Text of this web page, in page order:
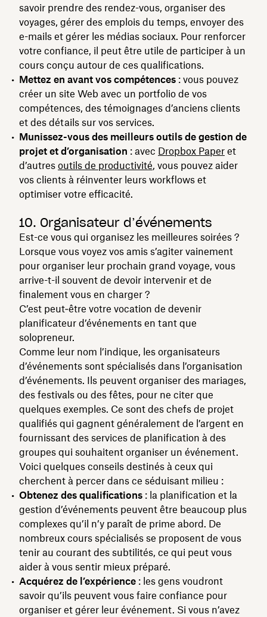
savoir prendre des rendez-vous, organiser des
voyages, gérer des emplois du temps, envoyer des
e-mails et gérer les médias sociaux. Pour renforcer
votre confiance, il peut être utile de participer à un
cours conçu autour de ces qualifications.
Mettez en avant vos compétences : vous pouvez
créer un site Web avec un portfolio de vos
compétences, des témoignages d’anciens clients
et des détails sur vos services.
Munissez-vous des meilleurs outils de gestion de
projet et d’organisation : avec Dropbox Paper et
d’autres outils de productivité, vous pouvez aider
vos clients à réinventer leurs workflows et
optimiser votre efficacité.
10. Organisateur d’événements
Est-ce vous qui organisez les meilleures soirées ?
Lorsque vous voyez vos amis s’agiter vainement
pour organiser leur prochain grand voyage, vous
arrive-t-il souvent de devoir intervenir et de
finalement vous en charger ?
C’est peut‑être votre vocation de devenir
planificateur d’événements en tant que
solopreneur.
Comme leur nom l’indique, les organisateurs
d’événements sont spécialisés dans l’organisation
d’événements. Ils peuvent organiser des mariages,
des festivals ou des fêtes, pour ne citer que
quelques exemples. Ce sont des chefs de projet
qualifiés qui gagnent généralement de l’argent en
fournissant des services de planification à des
groupes qui souhaitent organiser un événement.
Voici quelques conseils destinés à ceux qui
cherchent à percer dans ce séduisant milieu :
Obtenez des qualifications : la planification et la
gestion d’événements peuvent être beaucoup plus
complexes qu’il n’y paraît de prime abord. De
nombreux cours spécialisés se proposent de vous
tenir au courant des subtilités, ce qui peut vous
aider à vous sentir mieux préparé.
Acquérez de l’expérience : les gens voudront
savoir qu’ils peuvent vous faire confiance pour
organiser et gérer leur événement. Si vous n’avez